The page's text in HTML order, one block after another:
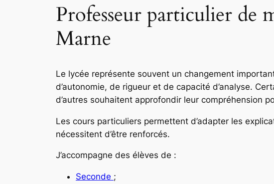
Professeur particulier de
Marne
Le lycée représente souvent un changement
d’autonomie, de rigueur et de capacité d’analyse.
d’autres souhaitent approfondir leur compréhension
Les cours particuliers permettent d’adapter les
nécessitent d’être renforcés.
J’accompagne des élèves de :
Seconde ;